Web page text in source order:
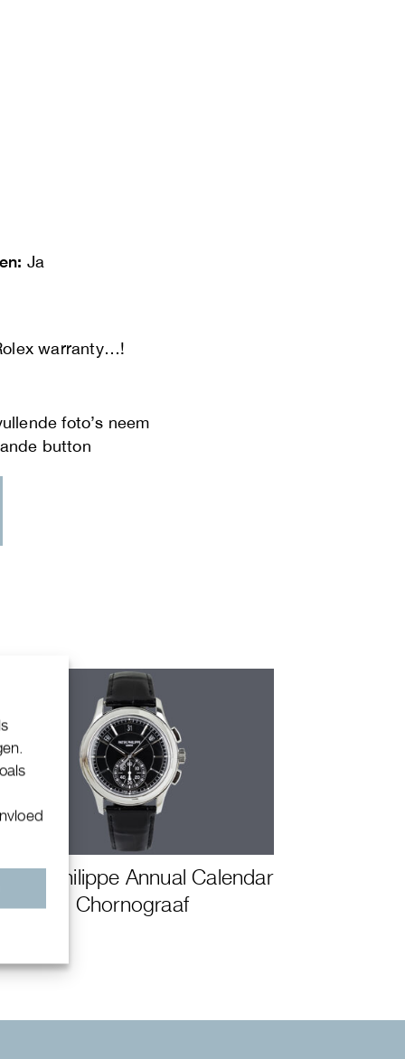
Ja
warranty…!
Patek Philippe Annual Calendar
Chornograaf